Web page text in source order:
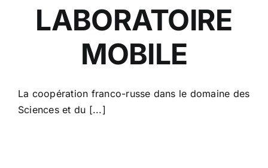
LABORATOIRE
MOBILE
La coopération franco-russe dans le domaine des
Sciences et du [...]